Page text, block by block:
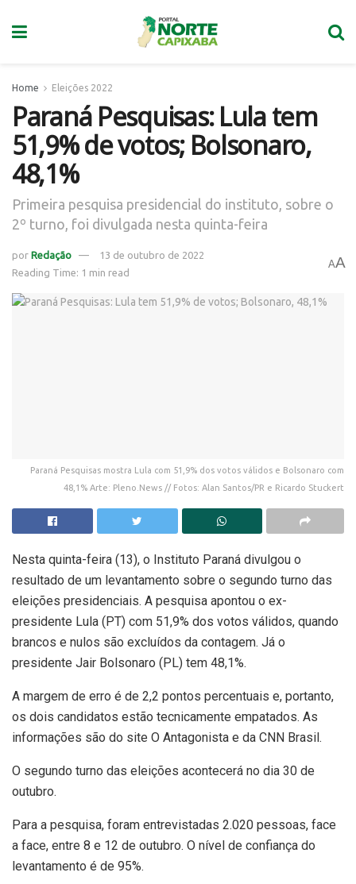
Home Eleições 2022
Paraná Pesquisas: Lula tem
51,9% de votos; Bolsonaro,
48,1%
Primeira pesquisa presidencial do instituto, sobre o
2º turno, foi divulgada nesta quinta-feira
por Redação
13 de outubro de 2022
Reading Time: 1 min read
AA
Paraná Pesquisas mostra Lula com 51,9% dos votos válidos e Bolsonaro com
48,1% Arte: Pleno.News // Fotos: Alan Santos/PR e Ricardo Stuckert
Nesta quinta-feira (13), o Instituto Paraná divulgou o
resultado de um levantamento sobre o segundo turno das
eleições presidenciais. A pesquisa apontou o ex-
presidente Lula (PT) com 51,9% dos votos válidos, quando
brancos e nulos são excluídos da contagem. Já o
presidente Jair Bolsonaro (PL) tem 48,1%.
A margem de erro é de 2,2 pontos percentuais e, portanto,
os dois candidatos estão tecnicamente empatados. As
informações são do site O Antagonista e da CNN Brasil.
O segundo turno das eleições acontecerá no dia 30 de
outubro.
Para a pesquisa, foram entrevistadas 2.020 pessoas, face
a face, entre 8 e 12 de outubro. O nível de confiança do
levantamento é de 95%.